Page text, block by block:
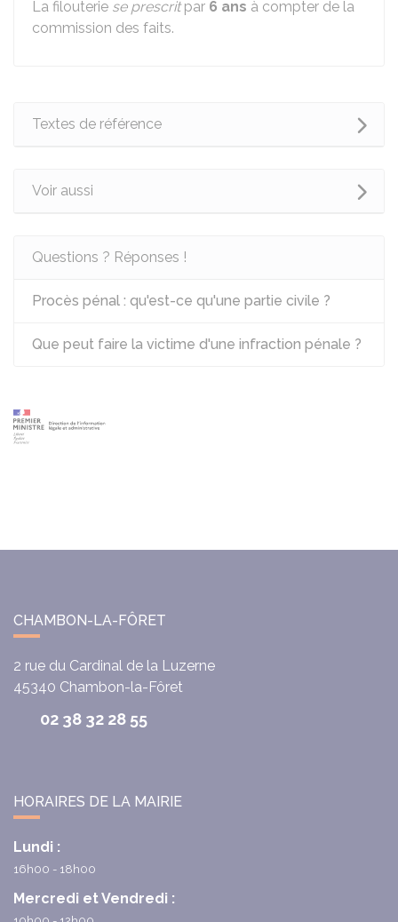
La filouterie se prescritpar 6 ans à compter de la
commission des faits.
Textes de référence
Voir aussi
Questions ? Réponses !
Procès pénal : qu'est-ce qu'une partie civile ?
Que peut faire la victime d'une infraction pénale ?
CHAMBON-LA-FÔRET
2 rue du Cardinal de la Luzerne
45340 Chambon-la-Fôret
02 38 32 28 55
HORAIRES DE LA MAIRIE
Lundi :
16h00 - 18h00
Mercredi et Vendredi :